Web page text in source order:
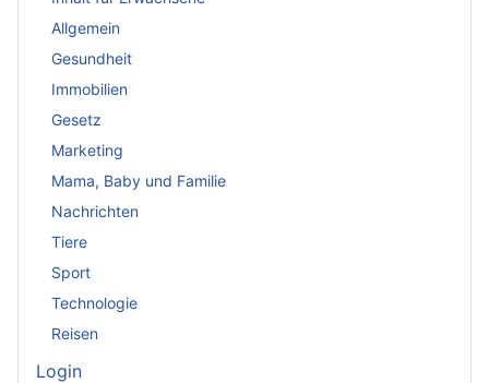
Allgemein
Gesundheit
Immobilien
Gesetz
Marketing
Mama, Baby und Familie
Nachrichten
Tiere
Sport
Technologie
Reisen
Login